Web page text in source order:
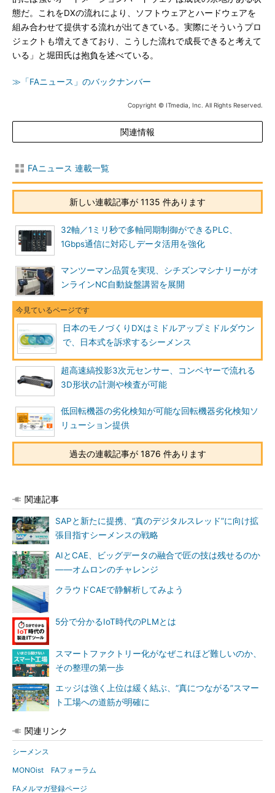
態だ。これをDXの流れにより、ソフトウェアとハードウェアを
組み合わせて提供する流れが出てきている。実際にそういうプロ
ジェクトも増えてきており、こうした流れで成長できると考えて
いる」と堀田氏は抱負を述べている。
≫「FAニュース」のバックナンバー
Copyright © ITmedia, Inc. All Rights Reserved.
関連情報
FAニュース 連載一覧
新しい連載記事が 1135 件あります
32軸／1ミリ秒で多軸同期制御ができるPLC、
1Gbps通信に対応しデータ活用を強化
マンツーマン品質を実現、シチズンマシナリーがオ
ンラインNC自動旋盤講習を展開
日本のモノづくりDXはミドルアップミドルダウン
で、日本式を訴求するシーメンス
超高速縞投影3次元センサー、コンベヤーで流れる
3D形状の計測や検査が可能
低回転機器の劣化検知が可能な回転機器劣化検知ソ
リューション提供
過去の連載記事が 1876 件あります
関連記事
SAPと新たに提携、“真のデジタルスレッド”に向け拡
張目指すシーメンスの戦略
AIとCAE、ビッグデータの融合で匠の技は残せるのか
――オムロンのチャレンジ
クラウドCAEで静解析してみよう
5分で分かるIoT時代のPLMとは
スマートファクトリー化がなぜこれほど難しいのか、
その整理の第一歩
エッジは強く上位は緩く結ぶ、“真につながる”スマー
ト工場への道筋が明確に
関連リンク
シーメンス
MONOist FAフォーラム
FAメルマガ登録ページ